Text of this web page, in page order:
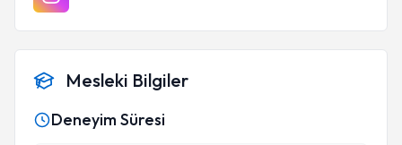
Mesleki Bilgiler
Deneyim Süresi